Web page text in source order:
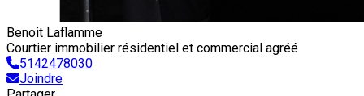
Benoit Laflamme
Courtier immobilier résidentiel et commercial agréé
5142478030
Joindre